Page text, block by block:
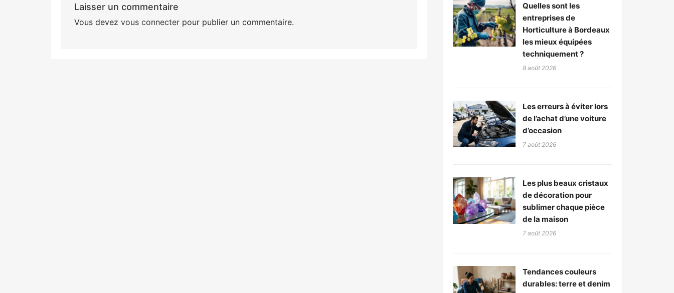
Laisser un commentaire
Vous devez vous connecterpour publier un commentaire.
Quelles sont les
entreprises de
Horticulture à Bordeaux
les mieux équipées
techniquement ?
8 août 2026
Les erreurs à éviter lors
de l’achat d’une voiture
d’occasion
7 août 2026
Les plus beaux cristaux
de décoration pour
sublimer chaque pièce
de la maison
7 août 2026
Tendances couleurs
durables: terre et denim